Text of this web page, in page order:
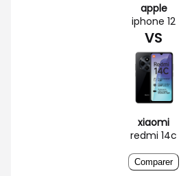
apple
iphone 12
VS
xiaomi
redmi 14c
Comparer